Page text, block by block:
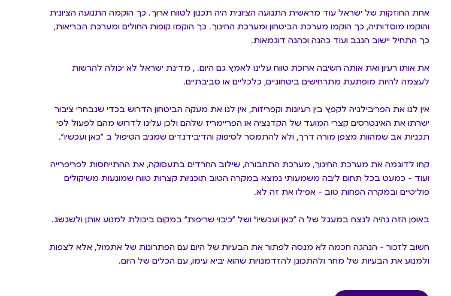
אחת החוזקות של ישראל עוד מראשית התנועה הציונית היה תכנון לטווח ארוך. כך הוקמה התנועה הציונית
והוקמו מוסדותיה, כך הוקמו מערכת הביטחון ומערכת החינוך. כך הוקמו קופות החולים ומערכת הבריאות,
כך התחיל יישוב הנגב ועוד כהנה וכהנה דוגמאות.
את אותו רעיון ואת אותה חשיבה ארוכת טווח עלינו לאמץ גם היום. , מדינת ישראל לא יכולה להרשות
לעצמה להיות מופתעת מתרחישים ביטחוניים, כלכליים או סביבתיים.
אין לנו את הפריבילגיה לקפץ בין רעיונות וקפריזות, אין לנו את מעקה הביטחון הדרוש בכדי שנבחרי ציבור
ישרתו את האינטרסים קצרי המועד של הקדנציה או הפריימריז שלהם ולכן עלינו לדרוש מהם לפעול לפי
תכניות אב שמהוות מצפן מורה דרך, ולא להתמסר לסיפוק והדיבידנדים שמניב הטיפול ב ״כאן ועכשיו״.
קחו לדוגמה את מערכת החינוך, מערכת התחבורה, שילוב החרדים בתעסוקה, את ההתייחסות לפריפרייה
ועוד - כמעט בכל תחום ליבה משמעותי נמצא במקרה הטוב תוכניות קצרות טווח שמונעות משיקולים
פוליטיים ובמקרה הפחות טוב - אפילו את זה לא.
באופן הזה נהיה לנצח במעגל של ה ״כאן ועכשיו״ ושל ״כיבוי שריפות״ במקום ביכולת למנוע אותן ולשגשג.
חשוב לזכור - הנהגה חכמה לא מנסה לפתור את הבעיות של היום עם הפתרונות של אתמול, אלא לצפות
ולמנוע את הבעיות של מחר ולהתכונן להזדמנויות שהוא יביא עימו, עם הכלים של היום.